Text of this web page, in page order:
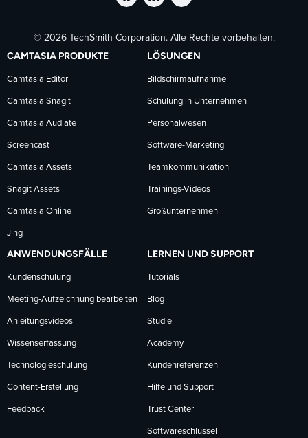
TechSmith
auf
Facebook
folgen
TechSmith
auf
LinkedIn
folgen
TechSmith
auf
YouTube
folgen
© 2026 TechSmith Corporation. Alle Rechte vorbehalten.
CAMTASIA PRODUKTE
Camtasia Editor
Camtasia Snagit
Camtasia Audiate
Screencast
Camtasia Assets
Snagit Assets
Camtasia Online
Jing
LÖSUNGEN
Bildschirmaufnahme
Schulung in Unternehmen
Personalwesen
Software-Marketing
Teamkommunikation
Trainings-Videos
Großunternehmen
ANWENDUNGSFÄLLE
Kundenschulung
Meeting-Aufzeichnung bearbeiten
Anleitungsvideos
Wissenserfassung
Technologieschulung
Content-Erstellung
Feedback
LERNEN UND SUPPORT
Tutorials
Blog
Studie
Academy
Kundenreferenzen
Hilfe und Support
Trust Center
Softwareschlüssel